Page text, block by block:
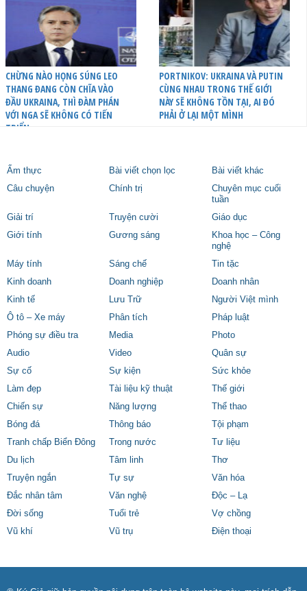
CHỪNG NÀO HỌNG SÚNG LEO
THANG ĐANG CÒN CHĨA VÀO
ĐẦU UKRAINA, THÌ ĐÀM PHÁN
VỚI NGA SẼ KHÔNG CÓ TIẾN
TRIỂN
PORTNIKOV: UKRAINA VÀ PUTIN
CÙNG NHAU TRONG THẾ GIỚI
NÀY SẼ KHÔNG TỒN TẠI, AI ĐÓ
PHẢI Ở LẠI MỘT MÌNH
Ẩm thực Bài viết chọn lọc
Bài viết khác
Câu chuyện
Chính trị
Chuyên mục cuối
tuần
Giải trí
Truyện cười
Giáo dục
Giới tính
Gương sáng
Khoa học – Công
nghệ
Máy tính
Sáng chế
Tin tặc
Kinh doanh
Doanh nghiệp
Doanh nhân
Kinh tế
Lưu Trữ
Người Việt mình
Ô tô – Xe máy
Phân tích
Pháp luật
Phóng sự điều tra
Media
Photo
Audio
Video
Quân sự
Sự cố
Sự kiện
Sức khỏe
Làm đẹp
Tài liệu kỹ thuật
Thế giới
Chiến sự
Năng lượng
Thể thao
Bóng đá
Thông báo
Tội phạm
Tranh chấp Biển Đông
Trong nước
Tư liệu
Du lịch
Tâm linh
Thơ
Truyện ngắn
Tự sự
Văn hóa
Đắc nhân tâm
Văn nghệ
Độc – Lạ
Đời sống
Tuổi trẻ
Vợ chồng
Vũ khí
Vũ trụ Điện thoại